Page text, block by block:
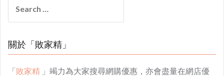
for:
關於「敗家精」
「敗家精 」竭力為大家搜尋網購優惠，亦會盡量在網店優